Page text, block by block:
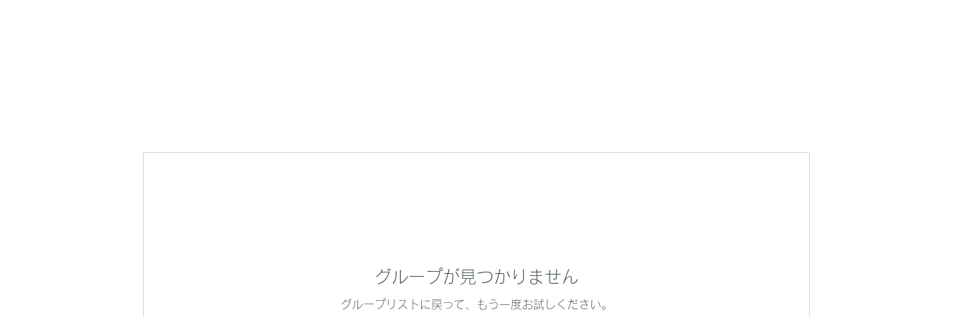
グループが見つかりません
グループリストに戻って、もう一度お試しください。